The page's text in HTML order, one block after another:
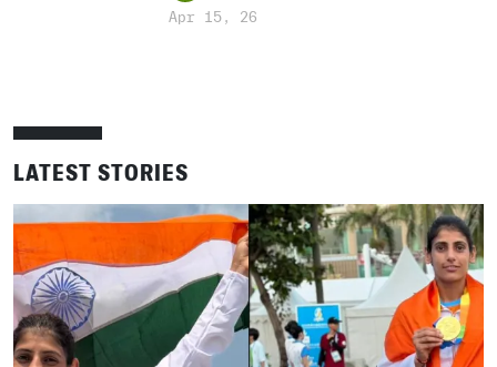
Apr 15, 26
LATEST STORIES